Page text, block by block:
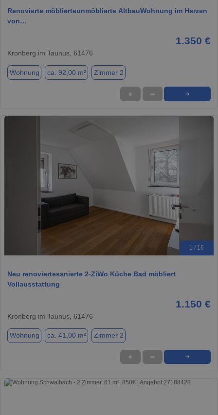
Renovierte möblierteunmöblierte AltbauWohnung im Herzen
von…
1.350 €
Kronberg im Taunus, 61476
Wohnung ca. 92,00 m² Zimmer 2
★ ➦ ➜
1 / 16
Neu renoviertesanierte 2-ZiWo Küche Bad möbliert
Vollausstattung
1.150 €
Kronberg im Taunus, 61476
Wohnung ca. 41,00 m² Zimmer 2
★ ➦ ➜